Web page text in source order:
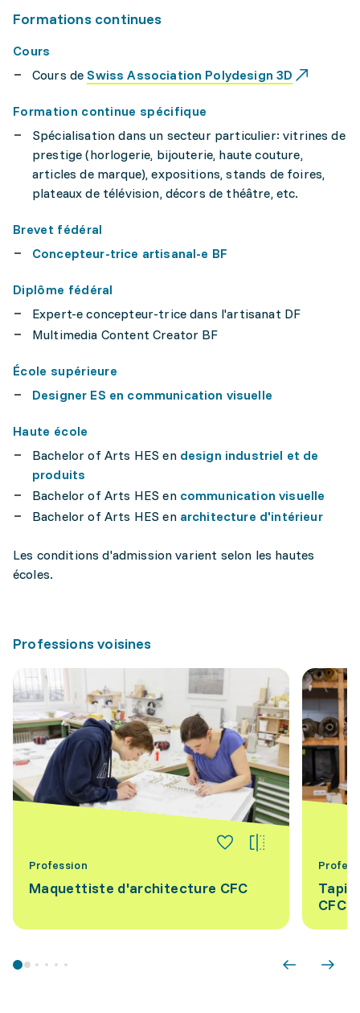
Formations continues
Cours
Cours deSwiss Association Polydesign 3D
Formation continue spécifique
Spécialisation dans un secteur particulier: vitrines de
prestige (horlogerie, bijouterie, haute couture,
articles de marque), expositions, stands de foires,
plateaux de télévision, décors de théâtre, etc.
Brevet fédéral
Concepteur-trice artisanal-e BF
Diplôme fédéral
Expert-e concepteur-trice dans l'artisanat DF
Multimedia Content Creator BF
École supérieure
Designer ES en communication visuelle
Haute école
Bachelor of Arts HES en design industriel et de
produits
Bachelor of Arts HES en communication visuelle
Bachelor of Arts HES en architecture d'intérieur
Les conditions d'admission varient selon les hautes
écoles.
Professions voisines
Profession
Maquettiste d'architecture CFC
CFC